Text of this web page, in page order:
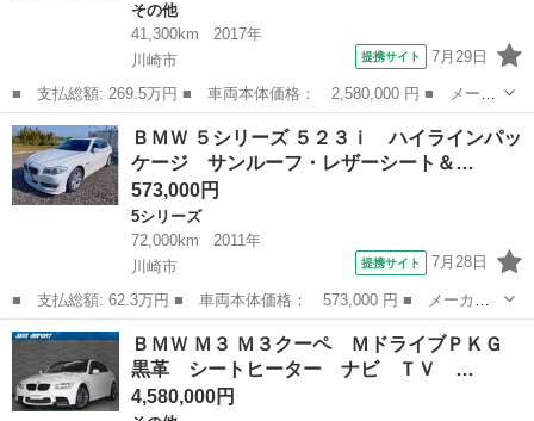
その他
41,300km
2017年
川崎市
提携サイト 7月29日
■ 支払総額: 269.5万円 ■ 車両本体価格： 2,580,000 円 ■ メーカ
ー名： ＢＭＷ ■ 車種名： ７シリーズ ■ グレード名： ７４０
ｅアイパフォーマンス Ｍスポーツ Ｄアシストプラス 黒革 Ｓ
Ｒ ＴＯＰ...
神奈川 川崎市
ＢＭＷ ５シリーズ ５２３ｉ ハイラインパッ
ケージ サンルーフ・レザーシート＆…
573,000円
5シリーズ
72,000km
2011年
川崎市
提携サイト 7月28日
■ 支払総額: 62.3万円 ■ 車両本体価格： 573,000 円 ■ メーカー
名： ＢＭＷ ■ 車種名： ５シリーズ ■ グレード名： ５２３
ｉ ハイラインパッケージ サンルーフ・レザーシート＆シートヒー
ター＆パワーシ...
神奈川 川崎市
ＢＭＷ Ｍ３ Ｍ３クーペ ＭドライブＰＫＧ
黒革 シートヒーター ナビ ＴＶ …
4,580,000円